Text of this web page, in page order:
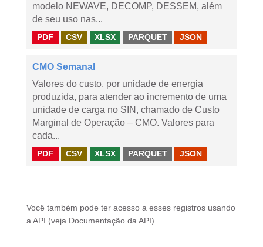
modelo NEWAVE, DECOMP, DESSEM, além
de seu uso nas...
PDF CSV XLSX PARQUET JSON
CMO Semanal
Valores do custo, por unidade de energia
produzida, para atender ao incremento de uma
unidade de carga no SIN, chamado de Custo
Marginal de Operação – CMO. Valores para
cada...
PDF CSV XLSX PARQUET JSON
Você também pode ter acesso a esses registros usando
a API (veja Documentação da API ).